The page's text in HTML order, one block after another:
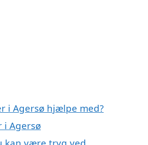
i Agersø hjælpe med?
Agersø